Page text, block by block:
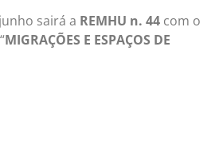
sairá a REMHU n. 44 com o
MIGRAÇÕES E ESPAÇOS DE